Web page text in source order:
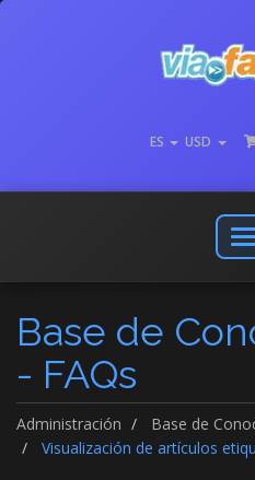
ES USD
o
Base de
- FAQs
Administración
Base de
Visualización de artículos